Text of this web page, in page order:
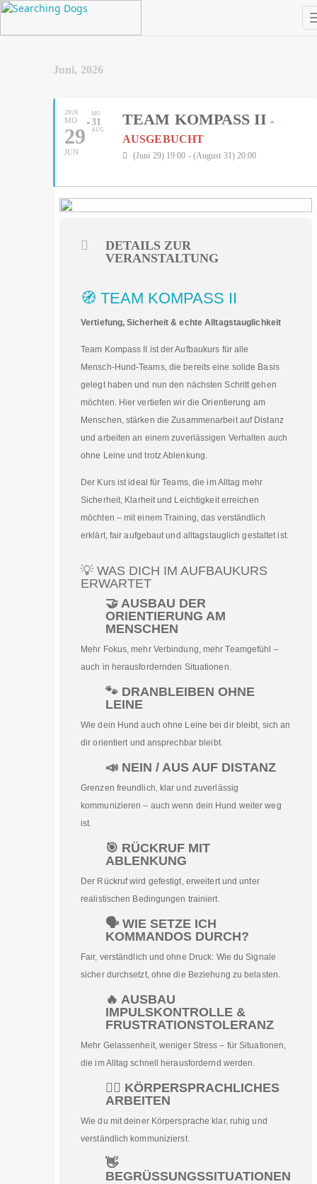
Juni, 2026
2026
MO
29
JUN
MO
31
AUG
TEAM KOMPASS II -
AUSGEBUCHT
(Juni 29) 19:00 - (August 31) 20:00
DETAILS ZUR
VERANSTALTUNG
🧭 TEAM KOMPASS II
Vertiefung, Sicherheit & echte Alltagstauglichkeit
Team Kompass II ist der Aufbaukurs für alle
Mensch‑Hund‑Teams, die bereits eine solide Basis
gelegt haben und nun den nächsten Schritt gehen
möchten. Hier vertiefen wir die Orientierung am
Menschen, stärken die Zusammenarbeit auf Distanz
und arbeiten an einem zuverlässigen Verhalten auch
ohne Leine und trotz Ablenkung.
Der Kurs ist ideal für Teams, die im Alltag mehr
Sicherheit, Klarheit und Leichtigkeit erreichen
möchten – mit einem Training, das verständlich
erklärt, fair aufgebaut und alltagstauglich gestaltet ist.
💡 WAS DICH IM AUFBAUKURS
ERWARTET
🤝 AUSBAU DER
ORIENTIERUNG AM
MENSCHEN
Mehr Fokus, mehr Verbindung, mehr Teamgefühl –
auch in herausfordernden Situationen.
🐾 DRANBLEIBEN OHNE
LEINE
Wie dein Hund auch ohne Leine bei dir bleibt, sich an
dir orientiert und ansprechbar bleibt.
📣 NEIN / AUS AUF DISTANZ
Grenzen freundlich, klar und zuverlässig
kommunizieren – auch wenn dein Hund weiter weg
ist.
🎯 RÜCKRUF MIT
ABLENKUNG
Der Rückruf wird gefestigt, erweitert und unter
realistischen Bedingungen trainiert.
🗣️ WIE SETZE ICH
KOMMANDOS DURCH?
Fair, verständlich und ohne Druck: Wie du Signale
sicher durchsetzt, ohne die Beziehung zu belasten.
🔥 AUSBAU
IMPULSKONTROLLE &
FRUSTRATIONSTOLERANZ
Mehr Gelassenheit, weniger Stress – für Situationen,
die im Alltag schnell herausfordernd werden.
🧍‍♀️ KÖRPERSPRACHLICHES
ARBEITEN
Wie du mit deiner Körpersprache klar, ruhig und
verständlich kommunizierst.
👋
BEGRÜSSUNGSSITUATIONEN